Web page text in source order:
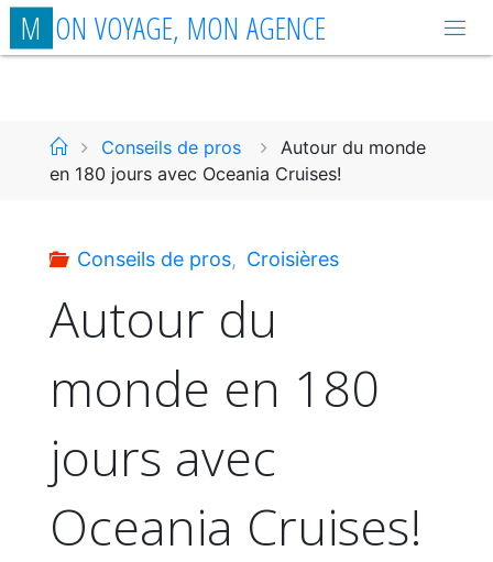
Aller
auM ON VOYAGE, MON AGENCE
AccueilConseils de pros
Autour du monde
en 180 jours avec Oceania Cruises!
Conseils de pros, Croisières
Autour du
monde en 180
jours avec
Oceania Cruises!